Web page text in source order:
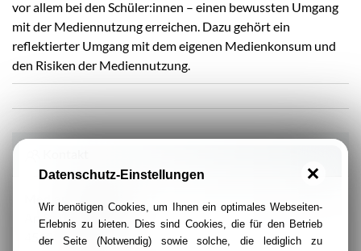
vor allem bei den Schüler:innen – einen bewussten Umgang
mit der Mediennutzung erreichen. Dazu gehört ein
reflektierter Umgang mit dem eigenen Medienkonsum und
den Risiken der Mediennutzung.
An St. Ignatius 8
45128 Essen
Datenschutz-Einstellungen
Wir benötigen Cookies, um Ihnen ein optimales Webseiten-
Erlebnis zu bieten. Dies sind Cookies, die für den Betrieb
der Seite (Notwendig) sowie solche, die lediglich zu